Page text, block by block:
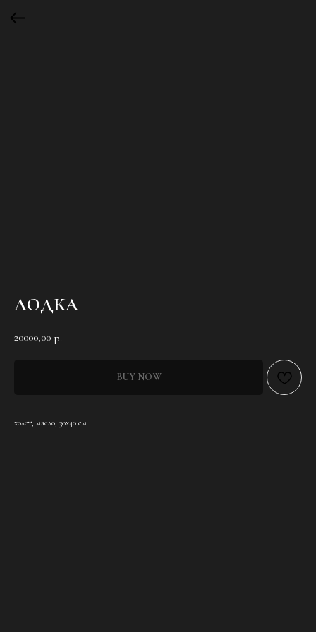
ЛОДКА
20000,00 р.
BUY NOW
холст, масло, 30х40 см